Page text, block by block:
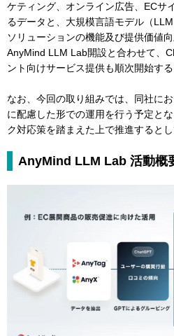
ケティング、オンライン広告、ECサ
るデータと、大規模言語モデル（
ソリューションの機能及び提供価値
AnyMind LLM Lab開設と合わせて、
ント向けサービス提供も順次開始する
なお、今回の取り組みでは、同社に
に配慮した形での運用を行う予定と
ク対応策を踏まえた上で推進するとし
AnyMind LLM Lab 活動概